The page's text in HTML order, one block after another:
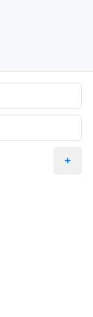
+